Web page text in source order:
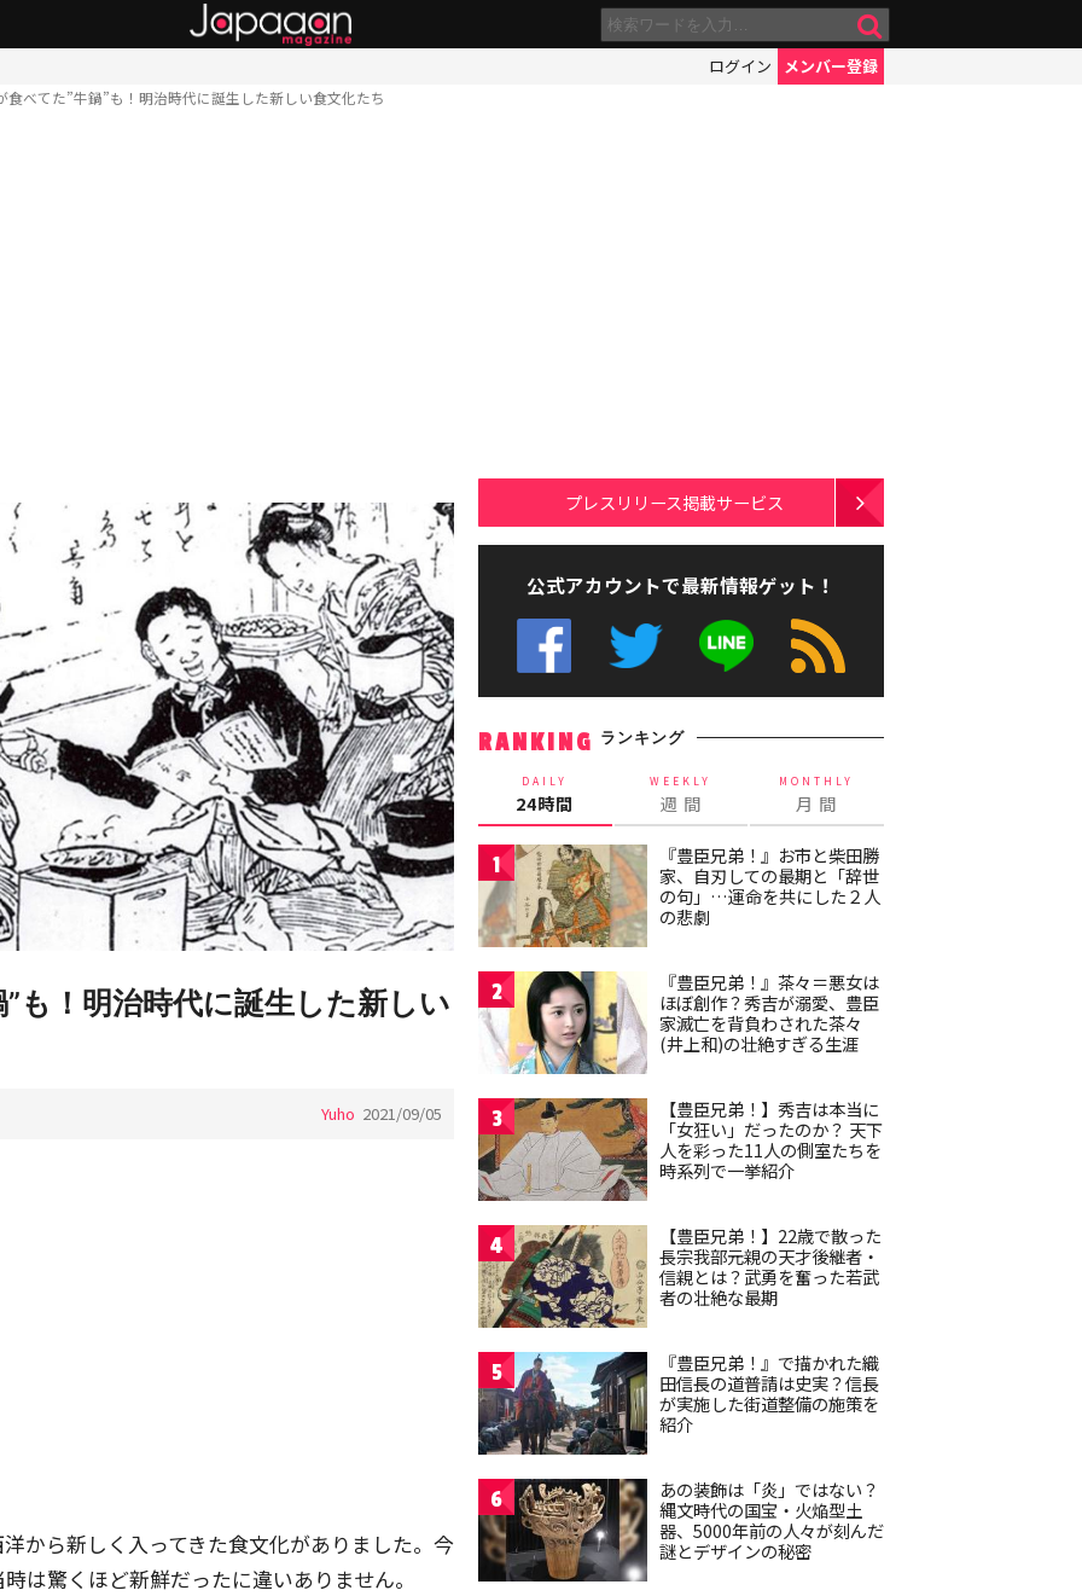
ログイン メンバー登録
食べてた”牛鍋”も！明治時代に誕生した新しい食文化たち
も！明治時代に誕生した新しい
Yuho 2021/09/05
から新しく入ってきた食文化がありました。今
は驚くほど新鮮だったに違いありません。
プレスリリース掲載サービス
公式アカウントで最新情報ゲット！
RANKING ランキング
DAILY
24時間
WEEKLY
週 間
MONTHLY
月 間
1
『豊臣兄弟！』お市と柴田勝
家、自刃しての最期と「辞世
の句」…運命を共にした２人
の悲劇
2
『豊臣兄弟！』茶々＝悪女は
ほぼ創作？秀吉が溺愛、豊臣
家滅亡を背負わされた茶々
(井上和)の壮絶すぎる生涯
3
【豊臣兄弟！】秀吉は本当に
「女狂い」だったのか？ 天下
人を彩った11人の側室たちを
時系列で一挙紹介
4
【豊臣兄弟！】22歳で散った
長宗我部元親の天才後継者・
信親とは？武勇を奮った若武
者の壮絶な最期
5
『豊臣兄弟！』で描かれた織
田信長の道普請は史実？信長
が実施した街道整備の施策を
紹介
6
あの装飾は「炎」ではない？
縄文時代の国宝・火焔型土
器、5000年前の人々が刻んだ
謎とデザインの秘密